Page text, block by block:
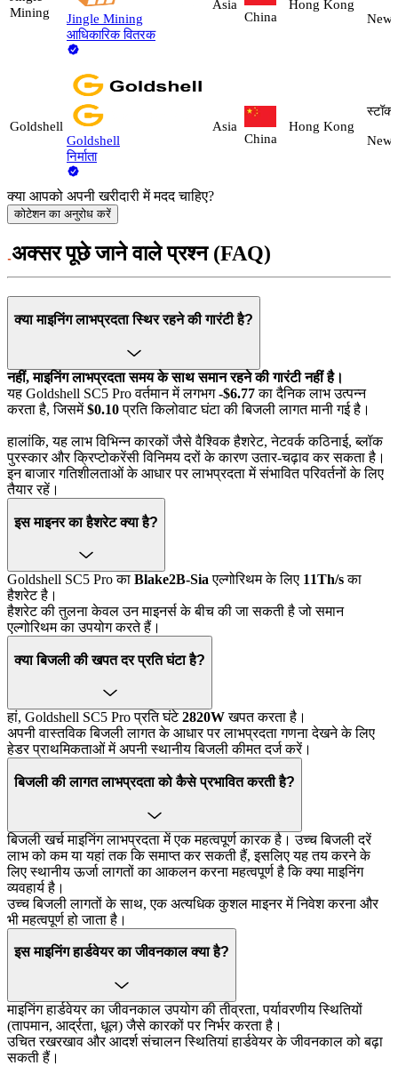
Mining
Jingle Mining
आधिकारिक वितरक
Asia
China
Hong Kong
New
Goldshell
Goldshell
निर्माता
Asia
China
Hong Kong
स्टॉक
New
क्या आपको अपनी खरीदारी में मदद चाहिए?
कोटेशन का अनुरोध करें
अक्सर पूछे जाने वाले प्रश्न (FAQ)
क्या माइनिंग लाभप्रदता स्थिर रहने की गारंटी है?
नहीं, माइनिंग लाभप्रदता समय के साथ समान रहने की गारंटी नहीं है।
यह Goldshell SC5 Pro वर्तमान में लगभग-$6.77का दैनिक लाभ उत्पन्न
करता है, जिसमें$0.10प्रति किलोवाट घंटा की बिजली लागत मानी गई है।
हालांकि, यह लाभ विभिन्न कारकों जैसे वैश्विक हैशरेट, नेटवर्क कठिनाई, ब्लॉक
पुरस्कार और क्रिप्टोकरेंसी विनिमय दरों के कारण उतार-चढ़ाव कर सकता है।
इन बाजार गतिशीलताओं के आधार पर लाभप्रदता में संभावित परिवर्तनों के लिए
तैयार रहें।
इस माइनर का हैशरेट क्या है?
Goldshell SC5 Pro का Blake2B-Sia एल्गोरिथम के लिए 11Th/sका
हैशरेट है।
हैशरेट की तुलना केवल उन माइनर्स के बीच की जा सकती है जो समान
एल्गोरिथम का उपयोग करते हैं।
क्या बिजली की खपत दर प्रति घंटा है?
हां, Goldshell SC5 Pro प्रति घंटे2820Wखपत करता है।
अपनी वास्तविक बिजली लागत के आधार पर लाभप्रदता गणना देखने के लिए
हेडर प्राथमिकताओं में अपनी स्थानीय बिजली कीमत दर्ज करें।
बिजली की लागत लाभप्रदता को कैसे प्रभावित करती है?
बिजली खर्च माइनिंग लाभप्रदता में एक महत्वपूर्ण कारक है। उच्च बिजली दरें
लाभ को कम या यहां तक कि समाप्त कर सकती हैं, इसलिए यह तय करने के
लिए स्थानीय ऊर्जा लागतों का आकलन करना महत्वपूर्ण है कि क्या माइनिंग
व्यवहार्य है।
उच्च बिजली लागतों के साथ, एक अत्यधिक कुशल माइनर में निवेश करना और
भी महत्वपूर्ण हो जाता है।
इस माइनिंग हार्डवेयर का जीवनकाल क्या है?
माइनिंग हार्डवेयर का जीवनकाल उपयोग की तीव्रता, पर्यावरणीय स्थितियों
(तापमान, आर्द्रता, धूल) जैसे कारकों पर निर्भर करता है।
उचित रखरखाव और आदर्श संचालन स्थितियां हार्डवेयर के जीवनकाल को बढ़ा
सकती हैं।